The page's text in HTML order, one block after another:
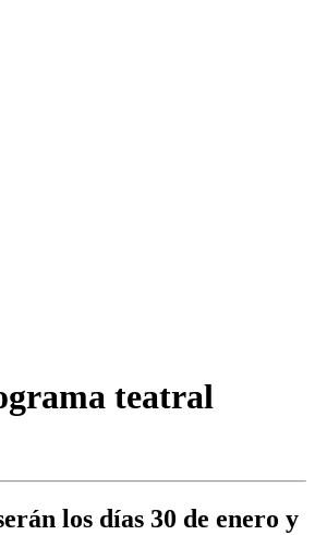
teatral
los días 30 de enero y